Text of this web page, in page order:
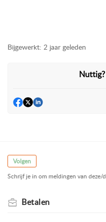
Bijgewerkt: 2 jaar geleden
Nuttig?
Volgen
Schrijf je in om meldingen van deze/
Betalen